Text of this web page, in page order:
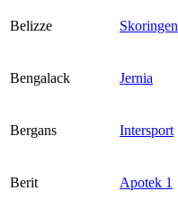
Belizze Skoringen
Bengalack Jernia
Bergans Intersport
Berit Apotek 1